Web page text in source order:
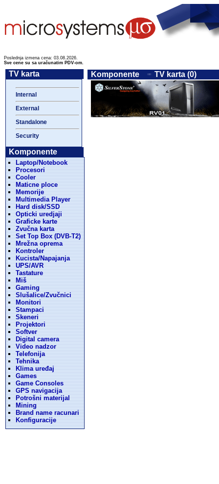
Poslednja izmena cena: 03.08.2026.
Sve cene su sa uračunatim PDV-om.
TV karta
Internal
External
Standalone
Security
Komponente
Laptop/Notebook
Procesori
Cooler
Maticne ploce
Memorije
Multimedia Player
Hard disk/SSD
Opticki uredjaji
Graficke karte
Zvučna karta
Set Top Box (DVB-T2)
Mrežna oprema
Kontroler
Kucista/Napajanja
UPS/AVR
Tastature
Miš
Gaming
Slušalice/Zvučnici
Monitori
Stampaci
Skeneri
Projektori
Softver
Digital camera
Video nadzor
Telefonija
Tehnika
Klima uređaj
Games
Game Consoles
GPS navigacija
Potrošni materijal
Mining
Brand name racunari
Konfiguracije
Komponente TV karta (0)